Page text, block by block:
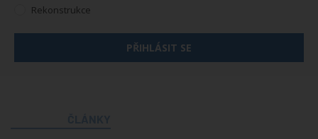
Rekonstrukce
PŘIHLÁSIT SE